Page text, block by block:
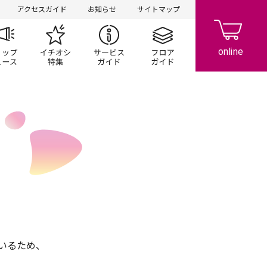
アクセスガイド お知らせ サイトマップ
ン一覧 ショップニュースイチオシ特集 サービスガイドフロアガイド
ため、